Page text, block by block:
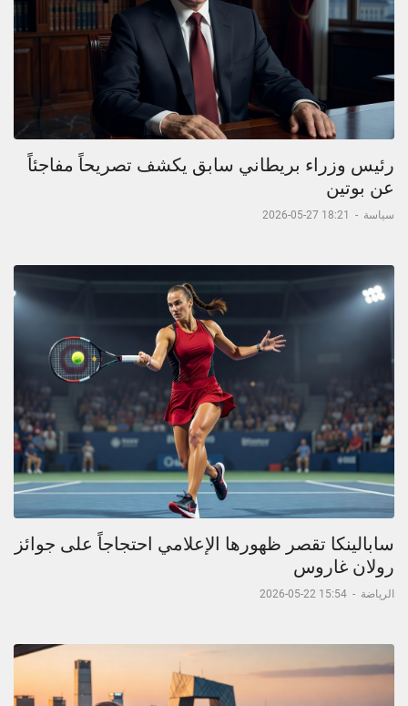
رئيس وزراء بريطاني سابق يكشف تصريحاً مفاجئاً
عن بوتين
سياسة -
18:21 27-05-2026
سابالينكا تقصر ظهورها الإعلامي احتجاجاً على جوائز
رولان غاروس
الرياضة -
15:54 22-05-2026